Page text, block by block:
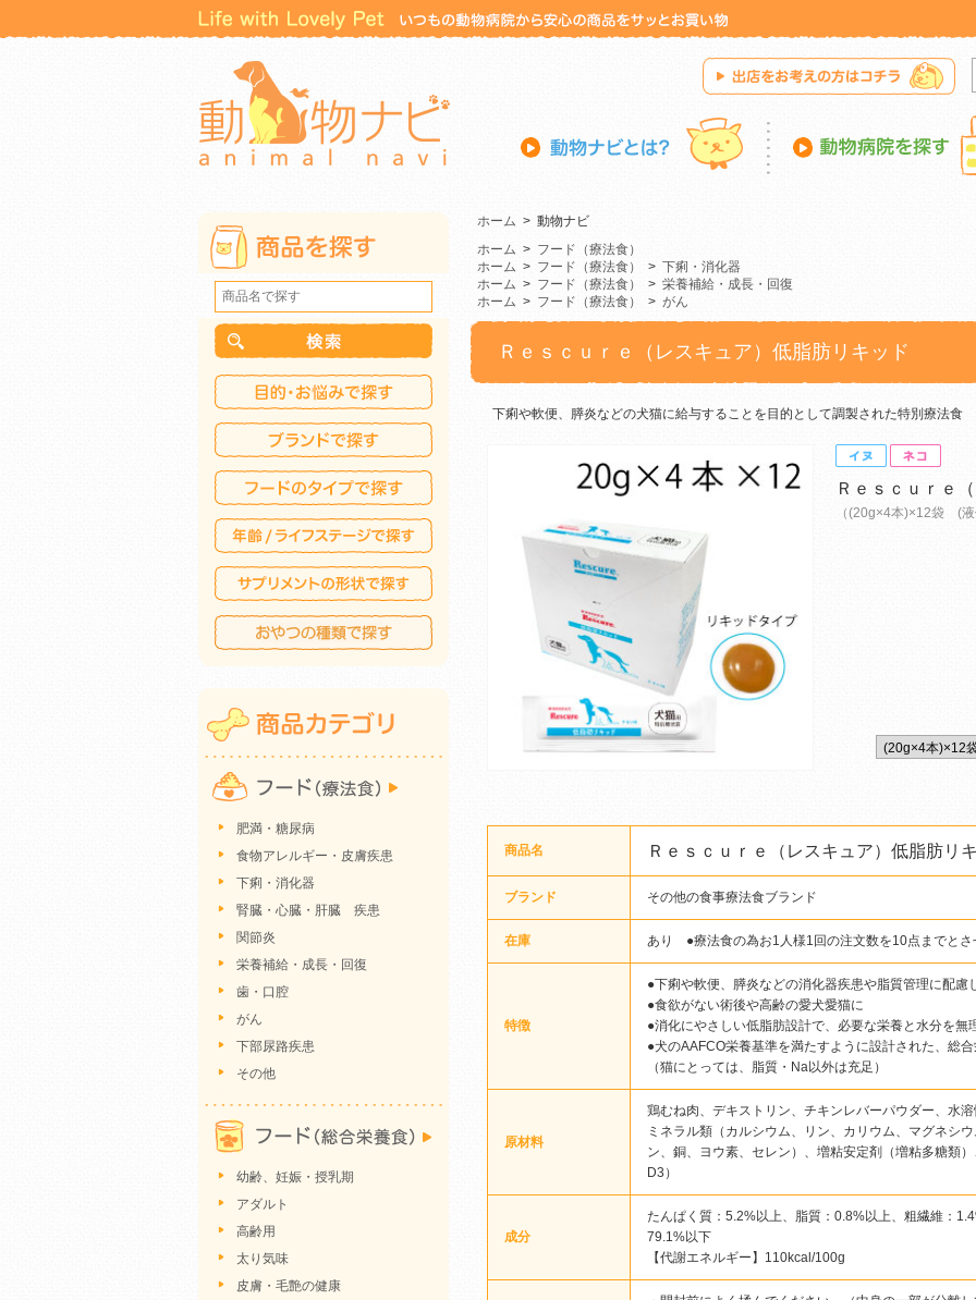
ホーム > 動物ナビ
ホーム > フード（療法食）
ホーム > フード（療法食） > 下痢・消化器
ホーム > フード（療法食） > 栄養補給・成長・回復
ホーム > フード（療法食） > がん
Ｒｅｓｃｕｒｅ（レスキュア）低脂肪リキッド
下痢や軟便、膵炎などの犬猫に給与することを目的として調製された特別療法食
Ｒｅｓｃｕｒｅ
（(20g×4本)×12袋 (
商品名 Ｒｅｓｃｕｒｅ（レスキュア）低脂肪リ
ブランド その他の食事療法食ブランド
在庫 あり ●療法食の為お1人様1回の注文数を10点までとさ
特徴
●下痢や軟便、膵炎などの消化器疾患や脂質管理に配慮
●食欲がない術後や高齢の愛犬愛猫に
●消化にやさしい低脂肪設計で、必要な栄養と水分を無
●犬のAAFCO栄養基準を満たすように設計された、総
（猫にとっては、脂質・Na以外は充足）
原材料
鶏むね肉、デキストリン、チキンレバーパウダー、水
ミネラル類（カルシウム、リン、カリウム、マグネシ
ン、銅、ヨウ素、セレン）、増粘安定剤（増粘多糖類
D3）
成分
たんぱく質：5.2%以上、脂質：0.8%以上、粗繊維：
79.1%以下
【代謝エネルギー】110kcal/100g
肥満・糖尿病
食物アレルギー・皮膚疾患
下痢・消化器
腎臓・心臓・肝臓 疾患
関節炎
栄養補給・成長・回復
歯・口腔
がん
下部尿路疾患
その他
幼齢、妊娠・授乳期
アダルト
高齢用
太り気味
皮膚・毛艶の健康